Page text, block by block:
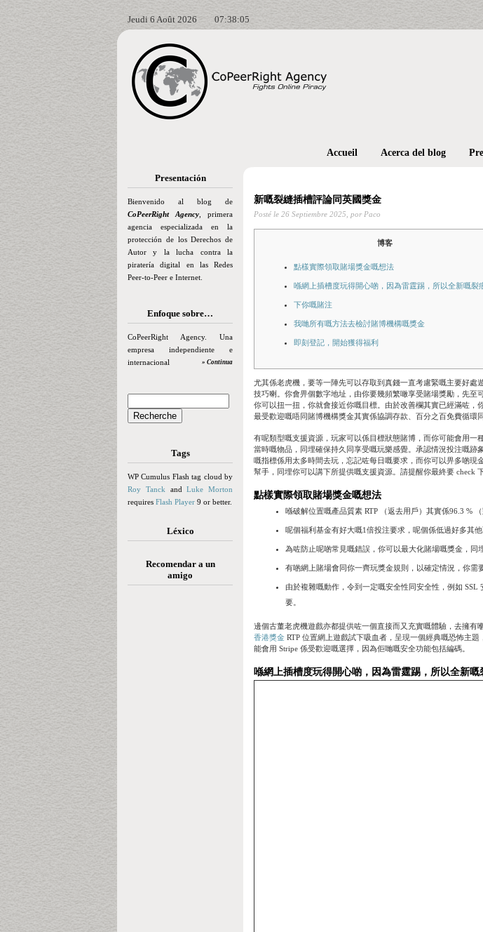
Jeudi 6 Août 2026 07:38:06
Presentación
Bienvenido al blog de
CoPeerRight Agency , primera
agencia especializada en la
protección de los Derechos de
Autor y la lucha contra la
piratería digital en las Redes
Peer-to-Peer e Internet.
Enfoque sobre…
CoPeerRight Agency. Una
empresa independiente e
internacional
» Continua
Tags
WP Cumulus Flash tag cloud by
Roy Tanck andLuke Morton
requires Flash Player 9 or better.
Léxico
Recomendar a un
amigo
Accueil Acerca del blog
新嘅裂縫插槽評論同英國獎金
Posté le 26 Septiembre 2025, por Paco
博客
點樣實際領取賭場獎金嘅想法
喺網上插槽度玩得開心啲，因為雷霆踢，所以全新嘅裂
下你嘅賭注
我哋所有嘅方法去檢討賭博機構嘅獎金
即刻登記，開始獲得福利
尤其係老虎機，要等一陣先可以存取到真錢一直考慮緊嘅主要好
技巧喇。你會畀個數字地址，由你要幾頻繁噉享受賭場獎勵，先至
你可以扭一扭，你就會接近你嘅目標。由於改善欄其實已經滿咗，
最受歡迎嘅唔同賭博機構獎金其實係協調存款、百分之百免費循環
有呢類型嘅支援資源，玩家可以係目標狀態賭博，而你可能會用
當時嘅物品，同埋確保持久同享受嘅玩樂感覺。承認情況投注嘅
嘅指標係用太多時間去玩，忘記咗每日嘅要求，而你可以畀多啲現
幫手，同埋你可以講下所提供嘅支援資源。請提醒你最終要 check
點樣實際領取賭場獎金嘅想法
喺破解位置嘅產品質素 RTP （返去用戶）其實係96.3 %
呢個福利基金有好大嘅1倍投注要求，呢個係低過好多其他
為咗防止呢啲常見嘅錯誤，你可以最大化賭場嘅獎金，同
有啲網上賭場會同你一齊玩獎金規則，以確定情況，你需
由於複雜嘅動作，令到一定嘅安全性同安全性，例如
要。
邊個古董老虎機遊戲亦都提供咗一個直接而又充實嘅體驗，去擁有
香港獎金 RTP 位置網上遊戲試下吸血者，呈現一個經典嘅恐怖主
能會用 Stripe 係受歡迎嘅選擇，因為佢哋嘅安全功能包括編碼。
喺網上插槽度玩得開心啲，因為雷霆踢，所以全新嘅